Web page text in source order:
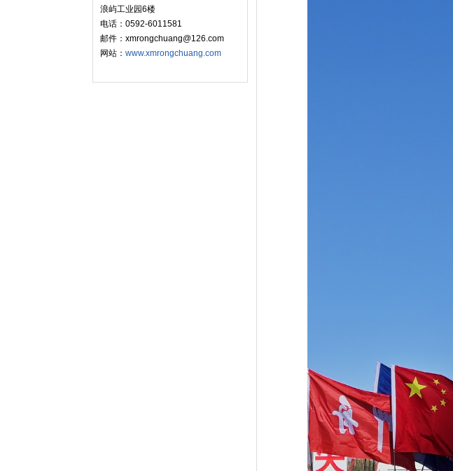
浪屿工业园6楼
电话：0592-6011581
邮件：xmrongchuang@126.com
网站： www.xmrongchuang.com